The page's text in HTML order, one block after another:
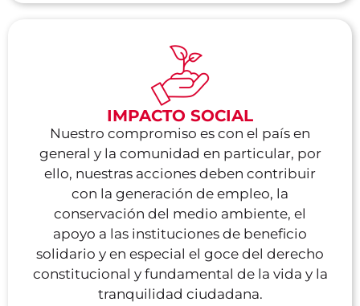
IMPACTO SOCIAL
Nuestro compromiso es con el país en
general y la comunidad en particular, por
ello, nuestras acciones deben contribuir
con la generación de empleo, la
conservación del medio ambiente, el
apoyo a las instituciones de beneficio
solidario y en especial el goce del derecho
constitucional y fundamental de la vida y la
tranquilidad ciudadana.
INTEGRIDAD
Hacer
con
CONFIANZA
Es la
base
de
toda
relación.
RESPONSABILIDAD
Es el
grado
de
cumplimiento
y
compromiso
de
nuestras
Es la
capacidad
que
tiene
cada
persona
para
trabajar
por
los
logros,